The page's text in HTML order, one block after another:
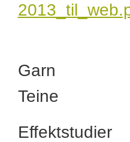
Garn
Teine
Effektstudier